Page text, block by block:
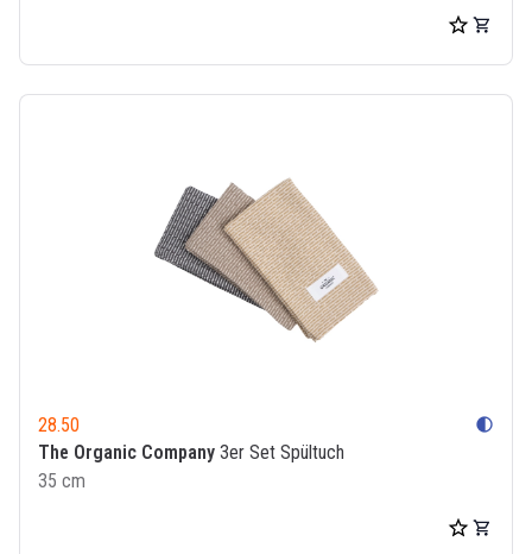
28.50 contrast
The Organic Company 3er Set Spültuch
35 cm